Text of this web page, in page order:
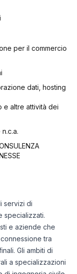
per il commercio
dati, hosting
e altre attività dei
servizi di
specializzati.
e aziende che
tra
Gli ambiti di
a specializzazioni